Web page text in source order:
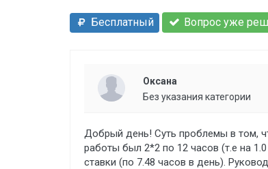
Бесплатный Вопрос уже
Оксана
Без указания категории
Добрый день! Суть проблемы в том,
работы был 2*2 по 12 часов (т.е на
ставки (по 7.48 часов в день).